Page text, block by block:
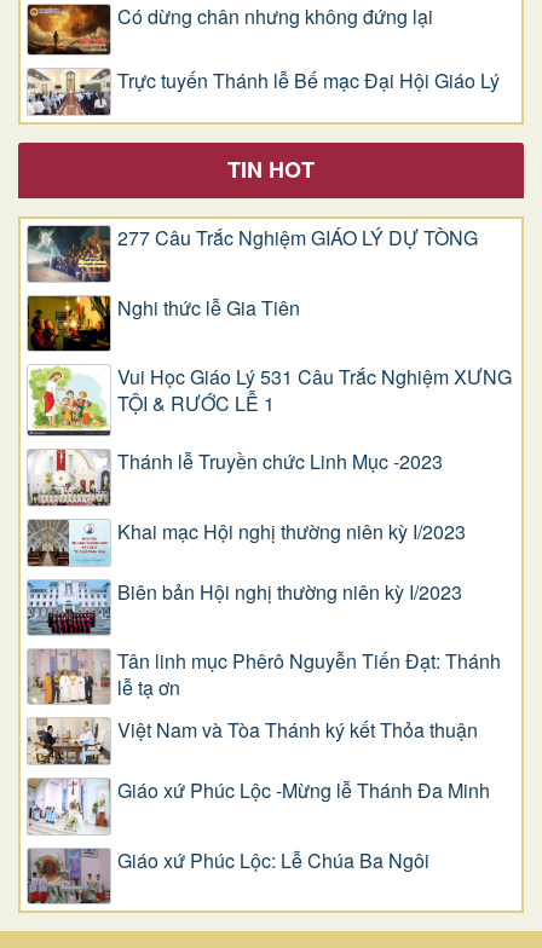
Có dừng chân nhưng không đứng lại
Trực tuyến Thánh lễ Bế mạc Đại Hội Giáo Lý
TIN HOT
277 Câu Trắc Nghiệm GIÁO LÝ DỰ TÒNG
Nghi thức lễ Gia Tiên
Vui Học Giáo Lý 531 Câu Trắc Nghiệm XƯNG
TỘI & RƯỚC LỄ 1
Thánh lễ Truyền chức Linh Mục -2023
Khai mạc Hội nghị thường niên kỳ I/2023
Biên bản Hội nghị thường niên kỳ I/2023
Tân linh mục Phêrô Nguyễn Tiến Đạt: Thánh
lễ tạ ơn
Việt Nam và Tòa Thánh ký kết Thỏa thuận
Giáo xứ Phúc Lộc -Mừng lễ Thánh Đa Minh
Giáo xứ Phúc Lộc: Lễ Chúa Ba Ngôi